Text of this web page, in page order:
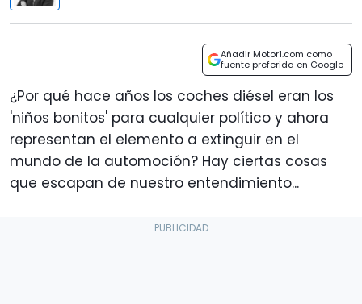
Añadir Motor1.com como
fuente preferida en Google
¿Por qué hace años los coches diésel eran los
'niños bonitos' para cualquier político y ahora
representan el elemento a extinguir en el
mundo de la automoción? Hay ciertas cosas
que escapan de nuestro entendimiento...